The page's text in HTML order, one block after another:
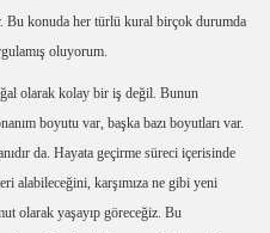
Bu konuda her türlü kural birçok durumda
oluyorum.
olarak kolay bir iş değil. Bunun
boyutu var, başka bazı boyutları var.
da. Hayata geçirme süreci içerisinde
alabileceğini, karşımıza ne gibi yeni
olarak yaşayıp göreceğiz. Bu